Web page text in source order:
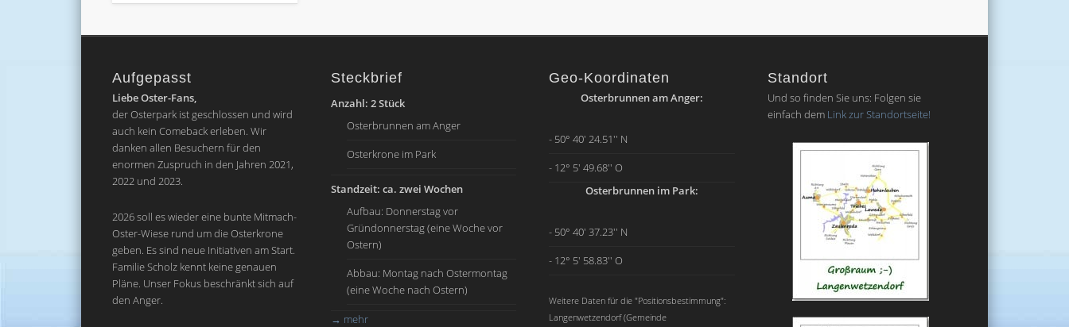
Aufgepasst
Liebe Oster-Fans,
der Osterpark ist geschlossen und wird
auch kein Comeback erleben. Wir
danken allen Besuchern für den
enormen Zuspruch in den Jahren 2021,
2022 und 2023.
2026 soll es wieder eine bunte Mitmach-
Oster-Wiese rund um die Osterkrone
geben. Es sind neue Initiativen am Start.
Familie Scholz kennt keine genauen
Pläne. Unser Fokus beschränkt sich auf
den Anger.
Steckbrief
Anzahl: 2 Stück
Osterbrunnen am Anger
Osterkrone im Park
Standzeit: ca. zwei Wochen
Aufbau: Donnerstag vor
Gründonnerstag (eine Woche vor
Ostern)
Abbau: Montag nach Ostermontag
(eine Woche nach Ostern)
→ mehr
Geo-Koordinaten
Osterbrunnen am Anger:
- 50° 40' 24.51'' N
- 12° 5' 49.68'' O
Osterbrunnen im Park:
- 50° 40' 37.23'' N
- 12° 5' 58.83'' O
Weitere Daten für die "Positionsbestimmung":
Langenwetzendorf (Gemeinde
Standort
Und so finden Sie uns: Folgen sie
einfach dem Link zur Standortseite!